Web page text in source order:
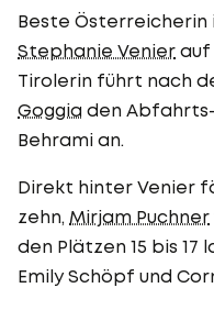
Beste Österreicherin
Stephanie Venier auf
Tirolerin führt nach
Goggia den
Behrami an.
Direkt hinter Venier
zehn, Mirjam Puchner
den Plätzen 15 bis 17
Emily Schöpf und